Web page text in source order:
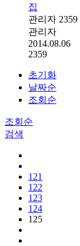
집
관리자 2359
관리자
2014.08.06
2359
초기화
날짜순
조회순
조회순
검색
121
122
123
124
125